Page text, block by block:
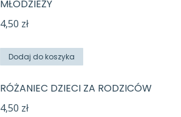
MŁODZIEŻY
4,50 zł
Dodaj do koszyka
RÓŻANIEC DZIECI ZA RODZICÓW
4,50 zł